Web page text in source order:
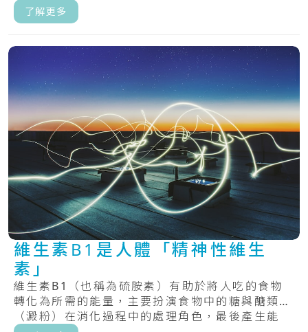
了解更多
維生素B1是人體「精神性維生
素」
維生素B1（也稱為硫胺素）有助於將人吃的食物
轉化為所需的能量，主要扮演食物中的糖與醣類
（澱粉）在消化過程中的處理角色，最後產生能